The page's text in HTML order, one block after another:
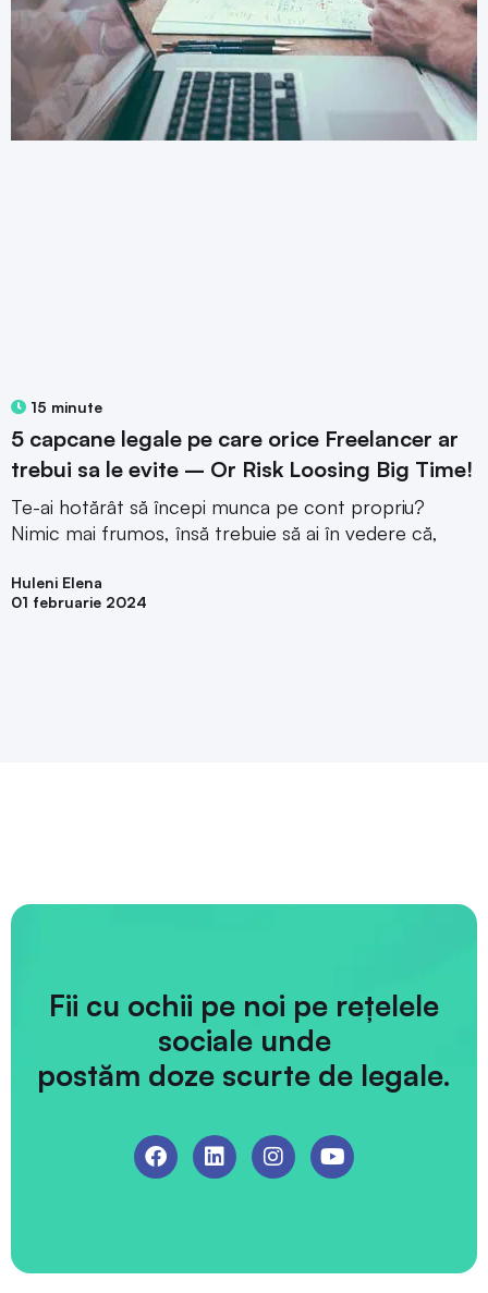
15 minute
5 capcane legale pe care orice Freelancer ar
trebui sa le evite – Or Risk Loosing Big Time!
Te-ai hotărât să începi munca pe cont propriu?
Nimic mai frumos, însă trebuie să ai în vedere că,
Huleni Elena
01 februarie 2024
Fii cu ochii pe noi pe rețelele
sociale unde
postăm doze scurte de legale.